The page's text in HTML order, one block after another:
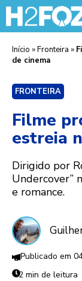
Início »Fronteira »
de cinema
FRONTEIRA
Filme
estreia
Dirigido por
Undercover”
e romance.
2 min de leitura